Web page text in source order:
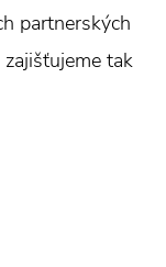
partnerských
tak